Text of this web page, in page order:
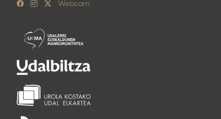
Webcam